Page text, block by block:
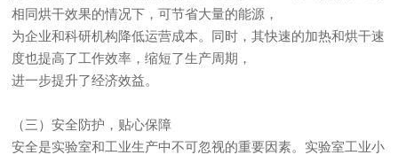
相同烘干效果的情况下，可节省大量的能源，
为企业和科研机构降低运营成本。同时，其快速的加热和烘干速
度也提高了工作效率，缩短了生产周期，
进一步提升了经济效益。
（三）安全防护，贴心保障
安全是实验室和工业生产中不可忽视的重要因素。实验室工业小